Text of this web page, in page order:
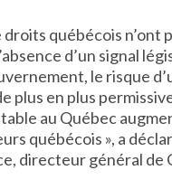
québécois n’ont
d’un signal
le risque
plus en plus
au Québec
québécois », a
directeur général de